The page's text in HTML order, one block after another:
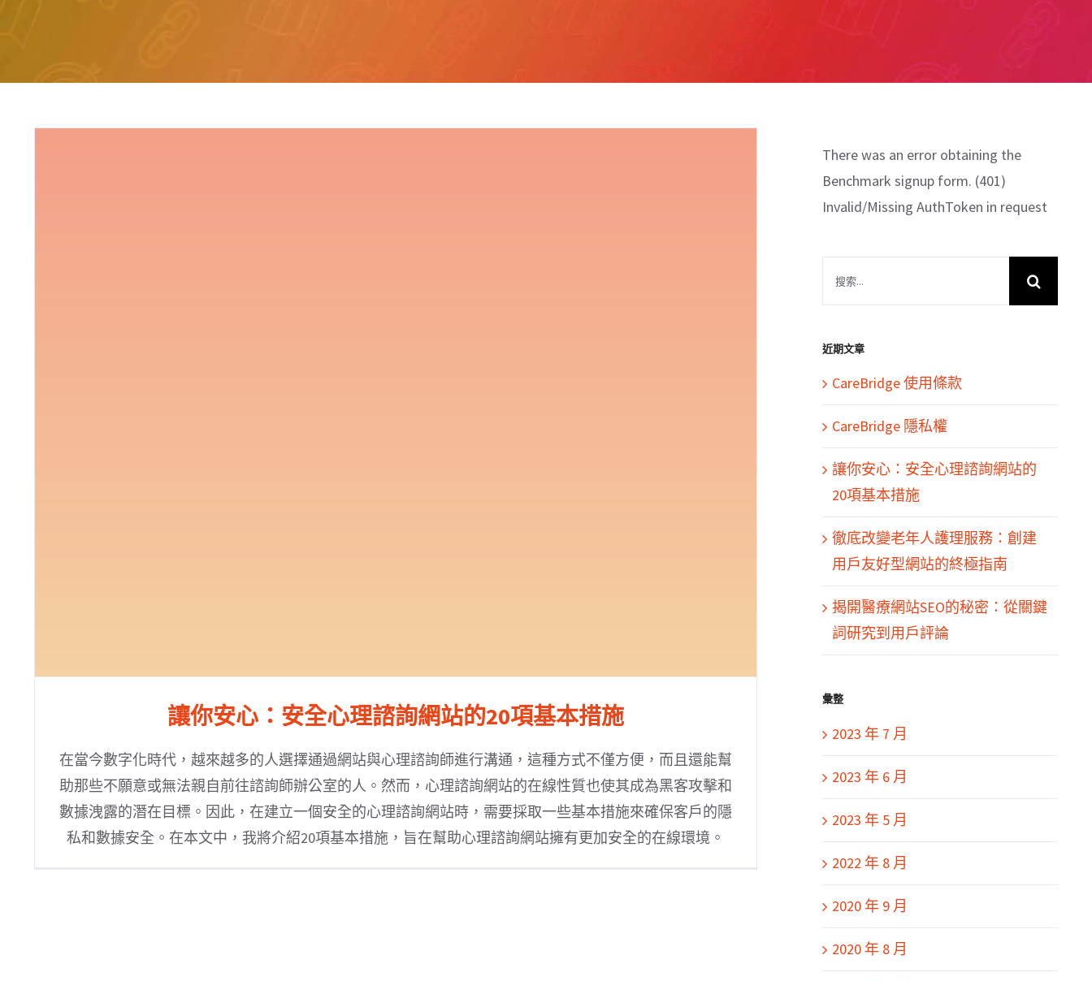
讓你安心：安全心理諮詢網站的20項基本措施
在當今數字化時代，越來越多的人選擇通過網站與心理諮詢師進行溝通，這種方式不僅方便，而且還能幫
助那些不願意或無法親自前往諮詢師辦公室的人。然而，心理諮詢網站的在線性質也使其成為黑客攻擊和
數據洩露的潛在目標。因此，在建立一個安全的心理諮詢網站時，需要採取一些基本措施來確保客戶的隱
私和數據安全。在本文中，我將介紹20項基本措施，旨在幫助心理諮詢網站擁有更加安全的在線環境。
There was an error obtaining the
Benchmark signup form. (401)
Invalid/Missing AuthToken in request
果：
近期文章
CareBridge 使用條款
CareBridge 隱私權
讓你安心：安全心理諮詢網站的
20項基本措施
徹底改變老年人護理服務：創建
用戶友好型網站的終極指南
揭開醫療網站SEO的秘密：從關鍵
詞研究到用戶評論
彙整
2023 年 7 月
2023 年 6 月
2023 年 5 月
2022 年 8 月
2020 年 9 月
2020 年 8 月